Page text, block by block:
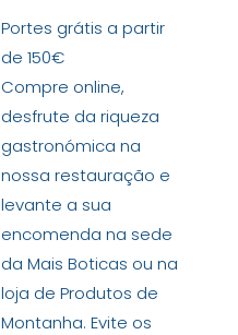
Portes grátis a partir
de 150€
Compre online,
desfrute da riqueza
gastronómica na
nossa restauração e
levante a sua
encomenda na sede
da Mais Boticas ou na
loja de Produtos de
Montanha. Evite os